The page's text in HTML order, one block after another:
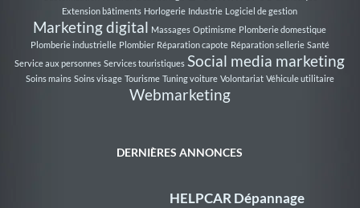
Extension bâtiments Horlogerie Industrie Logiciel de gestion
Marketing digital Massages Optimisme Plomberie domestique
Plomberie industrielle Plombier Réparation capote Réparation sellerie Santé
Service aux personnes Services touristiques Social media marketing
Soins mains Soins visage Tourisme Tuning voiture Volontariat Véhicule utilitaire
Webmarketing
DERNIÈRES ANNONCES
HELPCAR Dépannage